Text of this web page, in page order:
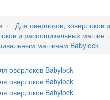
Для оверлоков,
и распошивальных машин
машинам Babylock